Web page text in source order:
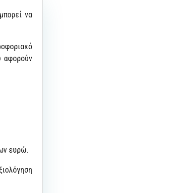
να
αφορούν
ευρώ.